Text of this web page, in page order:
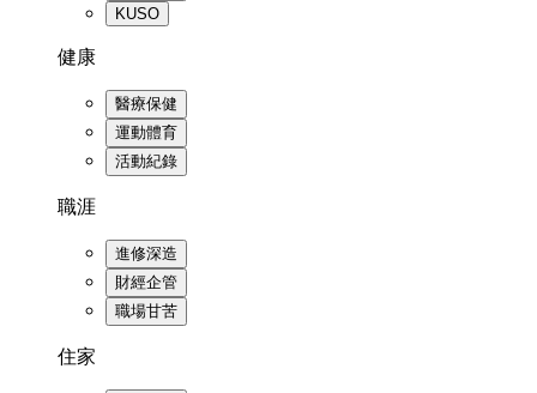
KUSO
健康
醫療保健
運動體育
活動紀錄
職涯
進修深造
財經企管
職場甘苦
住家